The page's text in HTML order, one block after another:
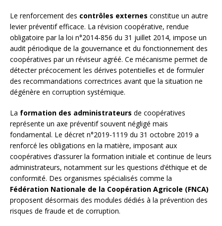
Le renforcement des contrôles externes constitue un autre
levier préventif efficace. La révision coopérative, rendue
obligatoire par la loi n°2014-856 du 31 juillet 2014, impose un
audit périodique de la gouvernance et du fonctionnement des
coopératives par un réviseur agréé. Ce mécanisme permet de
détecter précocement les dérives potentielles et de formuler
des recommandations correctrices avant que la situation ne
dégénère en corruption systémique.
La formation des administrateurs de coopératives
représente un axe préventif souvent négligé mais
fondamental. Le décret n°2019-1119 du 31 octobre 2019 a
renforcé les obligations en la matière, imposant aux
coopératives d’assurer la formation initiale et continue de leurs
administrateurs, notamment sur les questions d’éthique et de
conformité. Des organismes spécialisés comme la
Fédération Nationale de la Coopération Agricole (FNCA)
proposent désormais des modules dédiés à la prévention des
risques de fraude et de corruption.